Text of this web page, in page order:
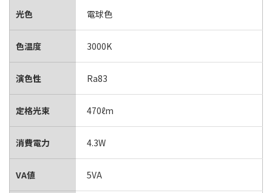
光色 電球色
色温度 3000K
演色性 Ra83
定格光束 470ℓm
消費電力 4.3W
VA値 5VA